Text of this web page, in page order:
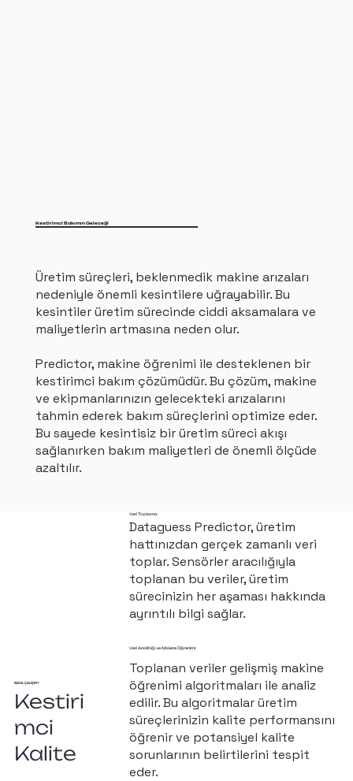
Kestirimci Bakımın Geleceği
Üretim süreçleri, beklenmedik makine arızaları
nedeniyle önemli kesintilere uğrayabilir. Bu
kesintiler üretim sürecinde ciddi aksamalara ve
maliyetlerin artmasına neden olur.
Predictor, makine öğrenimi ile desteklenen bir
kestirimci bakım çözümüdür. Bu çözüm, makine
ve ekipmanlarınızın gelecekteki arızalarını
tahmin ederek bakım süreçlerini optimize eder.
Bu sayede kesintisiz bir üretim süreci akışı
sağlanırken bakım maliyetleri de önemli ölçüde
azaltılır.
Veri Toplama
Dataguess Predictor, üretim
hattınızdan gerçek zamanlı veri
toplar. Sensörler aracılığıyla
toplanan bu veriler, üretim
sürecinizin her aşaması hakkında
ayrıntılı bilgi sağlar.
Veri Analitiği ve Makine Öğrenimi
Toplanan veriler gelişmiş makine
öğrenimi algoritmaları ile analiz
edilir. Bu algoritmalar üretim
süreçlerinizin kalite performansını
öğrenir ve potansiyel kalite
sorunlarının belirtilerini tespit
eder.
NASIL ÇALIŞIR?
Kestiri
mci
Kalite